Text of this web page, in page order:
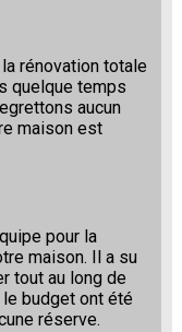
rénovation totale
quelque temps
aucun
maison est
pour la
maison. Il a su
tout au long de
budget ont été
réserve.